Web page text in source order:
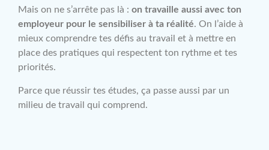
Mais on ne s’arrête pas là : on travaille aussi avec ton
employeur pour le sensibiliser à ta réalité. On l’aide à
mieux comprendre tes défis au travail et à mettre en
place des pratiques qui respectent ton rythme et tes
priorités.
Parce que réussir tes études, ça passe aussi par un
milieu de travail qui comprend.